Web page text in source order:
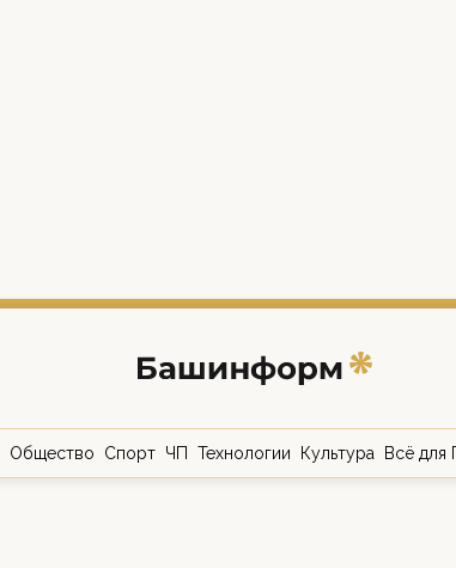
Общество Спорт ЧП Технологии Культура Всё для